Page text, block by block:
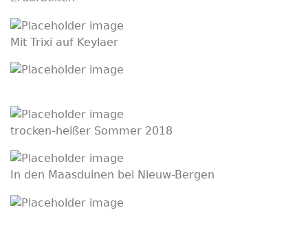
Mit Trixi auf Keylaer
trocken-heißer Sommer 2018
In den Maasduinen bei Nieuw-Bergen